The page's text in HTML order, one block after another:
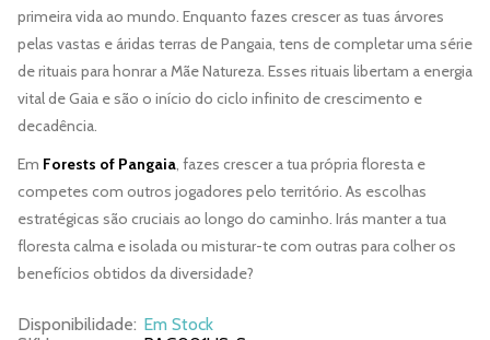
primeira vida ao mundo. Enquanto fazes crescer as tuas árvores
pelas vastas e áridas terras de Pangaia, tens de completar uma série
de rituais para honrar a Mãe Natureza. Esses rituais libertam a energia
vital de Gaia e são o início do ciclo infinito de crescimento e
decadência.
Em Forests of Pangaia, fazes crescer a tua própria floresta e
competes com outros jogadores pelo território. As escolhas
estratégicas são cruciais ao longo do caminho. Irás manter a tua
floresta calma e isolada ou misturar-te com outras para colher os
benefícios obtidos da diversidade?
Disponibilidade: Em Stock